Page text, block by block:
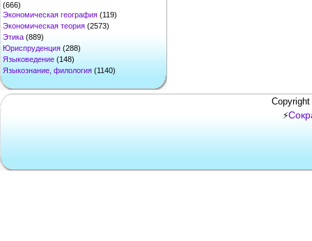
(666)
Экономическая география (119)
Экономическая теория (2573)
Этика (889)
Юриспруденция (288)
Языковедение (148)
Языкознание, филология (1140)
⚡